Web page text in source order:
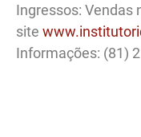
Ingressos: Vendas
site
Informações: (81)